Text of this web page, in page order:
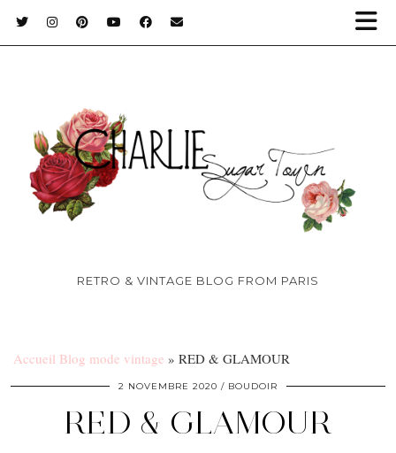
RETRO & VINTAGE BLOG FROM PARIS
Accueil Blog mode vintage » RED & GLAMOUR
2 NOVEMBRE 2020 BOUDOIR
RED & GLAMOUR